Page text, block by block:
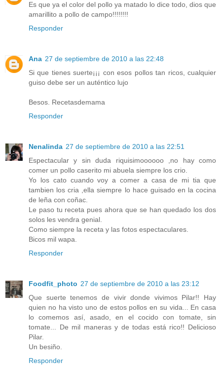
Es que ya el color del pollo ya matado lo dice todo, dios que
amarillito a pollo de campo!!!!!!!!
Responder
Ana 27 de septiembre de 2010 a las 22:48
Si que tienes suerte¡¡¡ con esos pollos tan ricos, cualquier
guiso debe ser un auténtico lujo
Besos. Recetasdemama
Responder
Nenalinda 27 de septiembre de 2010 a las 22:51
Espectacular y sin duda riquisimoooooo ,no hay como
comer un pollo caserito mi abuela siempre los crio.
Yo los cato cuando voy a comer a casa de mi tia que
tambien los cria ,ella siempre lo hace guisado en la cocina
de leña con coñac.
Le paso tu receta pues ahora que se han quedado los dos
solos les vendra genial.
Como siempre la receta y las fotos espectaculares.
Bicos mil wapa.
Responder
Foodfit_photo 27 de septiembre de 2010 a las 23:12
Que suerte tenemos de vivir donde vivimos Pilar!! Hay
quien no ha visto uno de estos pollos en su vida... En casa
lo comemos así, asado, en el cocido con tomate, sin
tomate... De mil maneras y de todas está rico!! Delicioso
Pilar.
Un besiño.
Responder